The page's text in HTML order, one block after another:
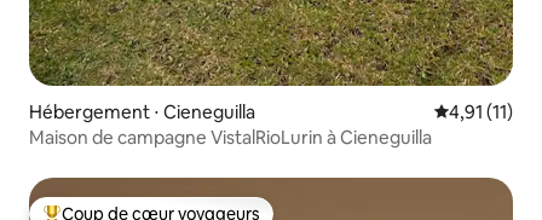
Hébergement ⋅ Cieneguilla Évaluation
4,91 (11)
Maison de campagne VistalRioLurin à Cieneguilla
Coup de cœur voyageurs